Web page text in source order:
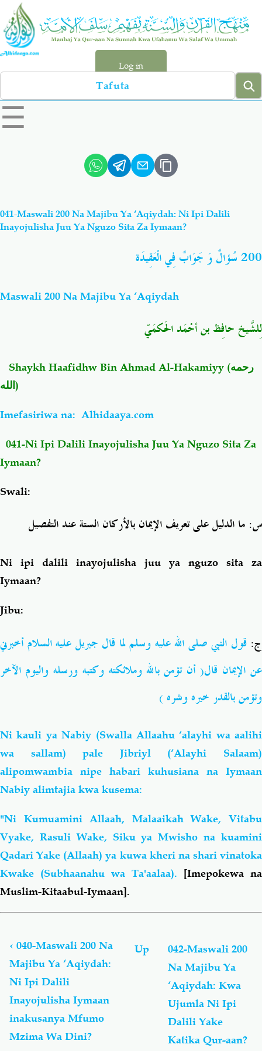
Skip
main
content
Log in
Search
left
sidebar
☰
Hadiyth
Aqiydah Manhaj
Bid-'ah (Uzushi)
Salaf Wa Ummah Firaq-Makundi
Duaa-Adhkaar
Fataawa Za Ulamaa Kauli Za Salaf
Chemsha Bongo
041-Maswali 200 Na Majibu Ya ‘Aqiydah: Ni Ipi Dalili
Inayojulisha Juu Ya Nguzo Sita Za Iymaan?
200سُؤالٌ وَ جَوَابٌ فِي الْعَقِيدَة
Maswali 200 Na Majibu Ya ‘Aqiydah
لِلشَّيخ حافِظ بن أحْمَد الحَكمَيّ
Shaykh Haafidhw Bin Ahmad Al-Hakamiyy (رحمه
الله )
Imefasiriwa na: Alhidaaya.com
041-Ni Ipi Dalili Inayojulisha Juu Ya Nguzo Sita Za
Iymaan?
Swali:
س: ما الدليل على تعريف الإيمان بالأركان الستة عند التفصيل
Ni ipi dalili inayojulisha juu ya nguzo sita za
Iymaan?
Jibu:
ج:قول النبي صلى الله عليه وسلم لما قال جبريل عليه السلام أخبرني
عن الإيمان قال( أن تؤمن بالله وملائكته وكتبه ورسله واليوم الآخر
وتؤمن بالقدر خيره وشره )
Ni kauli ya Nabiy (Swalla Allaahu ‘alayhi wa aalihi
wa sallam) pale Jibriyl (‘Alayhi Salaam)
alipomwambia nipe habari kuhusiana na Iymaan
Nabiy alimtajia kwa kusema:
"Ni Kumuamini Allaah, Malaaikah Wake, Vitabu
Vyake, Rasuli Wake, Siku ya Mwisho na kuamini
Qadari Yake (Allaah) ya kuwa kheri na shari vinatoka
Kwake (Subhaanahu wa Ta'aalaa). [Imepokewa na
Muslim-Kitaabul-Iymaan].
links
for
Maswali
200
Na
Majibu
Ya
‘Aqiydah
‹ 040-Maswali 200 Na
Majibu Ya ‘Aqiydah:
Ni Ipi Dalili
Inayojulisha Iymaan
inakusanya Mfumo
Mzima Wa Dini?
Up
042-Maswali 200
Na Majibu Ya
‘Aqiydah: Kwa
Ujumla Ni Ipi
Dalili Yake
Katika Qur-aan?